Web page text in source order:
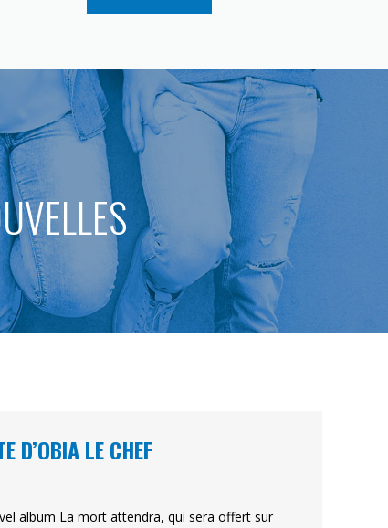
D’OBIA LE CHEF
album La mort attendra, qui sera offert sur